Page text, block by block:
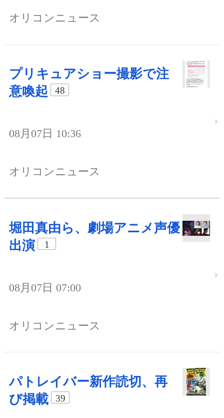
オリコンニュース
プリキュアショー撮影で注
意喚起
48
08月07日 10:36
オリコンニュース
堀田真由ら、劇場アニメ声優
出演
1
08月07日 07:00
オリコンニュース
パトレイバー新作読切、再
び掲載
39